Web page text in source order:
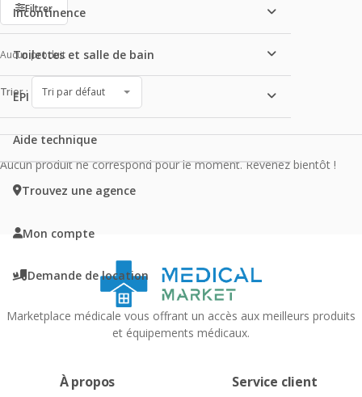
Incontinence
Toilettes et salle de bain
EPI
Aide technique
Trouvez une agence
Mon compte
Demande de location
Filtrer
Produits de la catégorie
Aucun produit
Trier :
Aucun produit ne correspond pour le moment. Revenez bientôt !
Marketplace médicale vous offrant un accès aux meilleurs produits
et équipements médicaux.
À propos Service client